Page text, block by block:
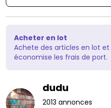
Acheter en lot
Achete des articles en lot et
économise les frais de port.
dudu
2013 annonces